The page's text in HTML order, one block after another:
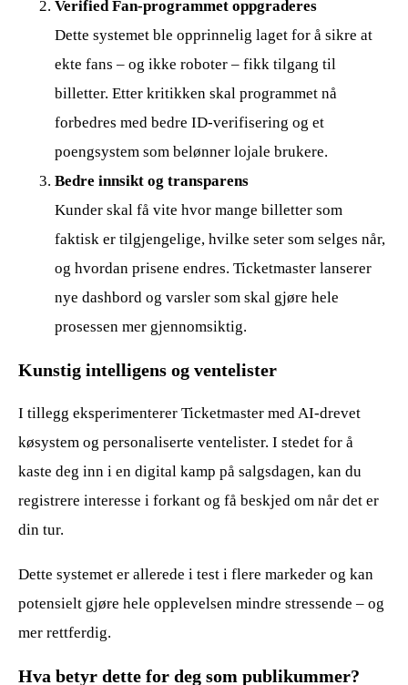
Verified Fan-programmet oppgraderes
Dette systemet ble opprinnelig laget for å sikre at
ekte fans – og ikke roboter – fikk tilgang til
billetter. Etter kritikken skal programmet nå
forbedres med bedre ID-verifisering og et
poengsystem som belønner lojale brukere.
Bedre innsikt og transparens
Kunder skal få vite hvor mange billetter som
faktisk er tilgjengelige, hvilke seter som selges når,
og hvordan prisene endres. Ticketmaster lanserer
nye dashbord og varsler som skal gjøre hele
prosessen mer gjennomsiktig.
Kunstig intelligens og ventelister
I tillegg eksperimenterer Ticketmaster med AI-drevet
køsystem og personaliserte ventelister. I stedet for å
kaste deg inn i en digital kamp på salgsdagen, kan du
registrere interesse i forkant og få beskjed om når det er
din tur.
Dette systemet er allerede i test i flere markeder og kan
potensielt gjøre hele opplevelsen mindre stressende – og
mer rettferdig.
Hva betyr dette for deg som publikummer?